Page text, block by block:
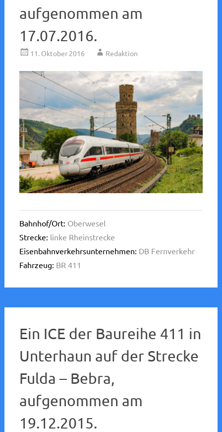
aufgenommen am
17.07.2016.
11. Oktober 2016 Redaktion
Bahnhof/Ort: Oberwesel
Strecke: linke Rheinstrecke
Eisenbahnverkehrsunternehmen: DB Fernverkehr
Fahrzeug: BR 411
Ein ICE der Baureihe 411 in
Unterhaun auf der Strecke
Fulda – Bebra,
aufgenommen am
19.12.2015.